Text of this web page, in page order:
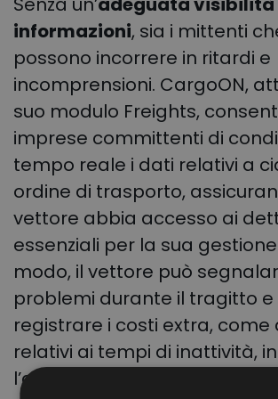
informazioni, sia i mittenti
possono incorrere in ritardi e
incomprensioni. CargoON,
suo modulo Freights,
imprese committenti di
tempo reale i dati relativi a
ordine di trasporto,
vettore abbia accesso ai
essenziali per la sua
modo, il vettore può
problemi durante il tragitto e
registrare i costi extra, come
relativi ai tempi di inattività,
l’arrivo della fattura non sia